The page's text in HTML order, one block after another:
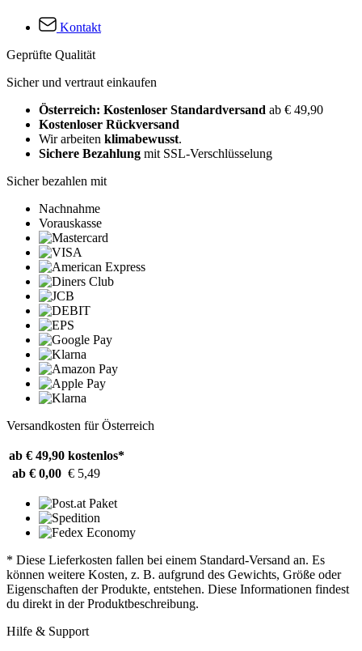
Kontakt
Geprüfte Qualität
Sicher und vertraut einkaufen
Österreich: Kostenloser Standardversand ab € 49,90
Kostenloser Rückversand
Wir arbeiten klimabewusst.
Sichere Bezahlung mit SSL-Verschlüsselung
Sicher bezahlen mit
Nachnahme
Vorauskasse
Versandkosten für Österreich
ab € 49,90 kostenlos*
ab € 0,00 € 5,49
* Diese Lieferkosten fallen bei einem Standard-Versand an. Es
können weitere Kosten, z. B. aufgrund des Gewichts, Größe oder
Eigenschaften der Produkte, entstehen. Diese Informationen findest
du direkt in der Produktbeschreibung.
Hilfe & Support